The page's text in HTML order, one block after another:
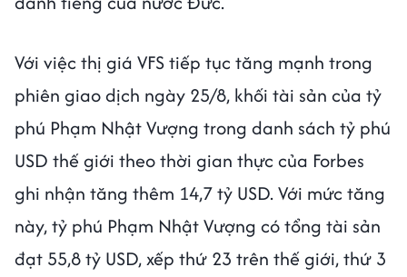
Với việc thị giá VFS tiếp tục tăng mạnh trong
phiên giao dịch ngày 25/8, khối tài sản của tỷ
phú Phạm Nhật Vượng trong danh sách tỷ phú
USD thế giới theo thời gian thực của Forbes
ghi nhận tăng thêm 14,7 tỷ USD. Với mức tăng
này, tỷ phú Phạm Nhật Vượng có tổng tài sản
đạt 55,8 tỷ USD, xếp thứ 23 trên thế giới, thứ 3